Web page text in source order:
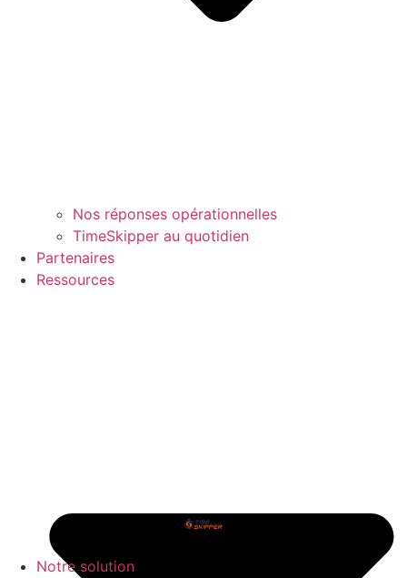
Nos réponses opérationnelles
TimeSkipper au quotidien
Partenaires
Ressources
Notre solution